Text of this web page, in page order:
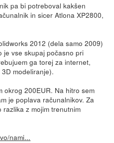
pa bi potreboval kakšen
in sicer Atlona XP2800,
2012 (dela samo 2009)
je vse skupaj počasno pri
ga torej za internet,
modeliranje).
okrog 200EUR. Na hitro sem
je poplava računalnikov. Za
z mojim trenutnim
nami...